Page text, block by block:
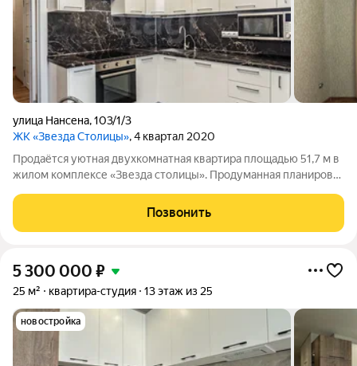
улица Нансена,103/1/3
ЖК «Звезда Столицы», 4 квартал 2020
Продаётся уютная двухкомнатная квартира площадью 51,7 м в
жилом комплексе «Звезда столицы». Продуманная планировка
комфортом. В квартире выполнен
Позвонить
5 300 000 ₽
25 м² квартира-студия 13 этаж из 25
новостройка